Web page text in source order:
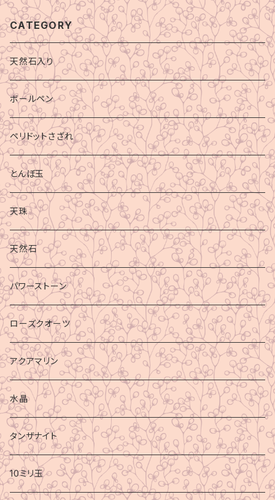
CATEGORY
天然石入り
ボールペン
ペリドットさざれ
とんぼ玉
天珠
天然石
パワーストーン
ローズクオーツ
アクアマリン
水晶
タンザナイト
10ミリ玉